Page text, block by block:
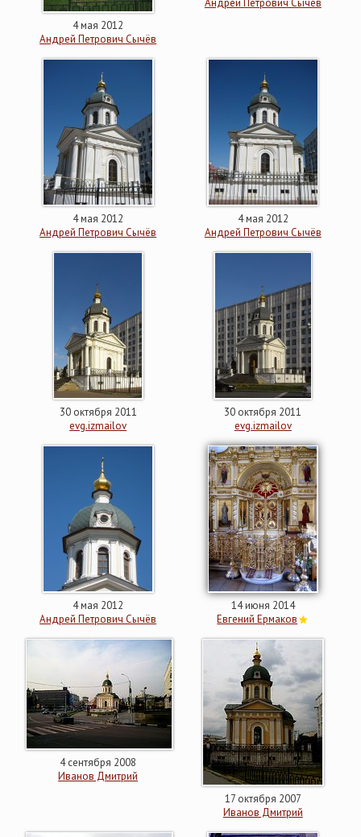
4 мая 2012
Андрей Петрович Сычёв
4 мая 2012
Андрей Петрович Сычёв
4 мая 2012
Андрей Петрович Сычёв
30 октября 2011
evg.izmailov
30 октября 2011
evg.izmailov
4 мая 2012
Андрей Петрович Сычёв
14 июня 2014
Евгений Ермаков
4 сентября 2008
Иванов Дмитрий
17 октября 2007
Иванов Дмитрий